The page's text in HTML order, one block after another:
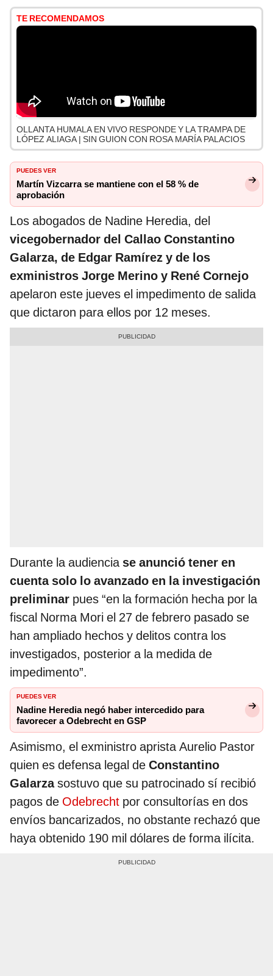
TE RECOMENDAMOS
OLLANTA HUMALA EN VIVO RESPONDE Y LA TRAMPA DE
LÓPEZ ALIAGA | SIN GUION CON ROSA MARÍA PALACIOS
PUEDES VER
Martín Vizcarra se mantiene con el 58 % de
aprobación
Los abogados de Nadine Heredia, del
vicegobernador del Callao Constantino
Galarza, de Edgar Ramírez y de los
exministros Jorge Merino y René Cornejo
apelaron este jueves el impedimento de salida
que dictaron para ellos por 12 meses.
Durante la audiencia se anunció tener en
cuenta solo lo avanzado en la investigación
preliminar pues “en la formación hecha por la
fiscal Norma Mori el 27 de febrero pasado se
han ampliado hechos y delitos contra los
investigados, posterior a la medida de
impedimento”.
PUEDES VER
Nadine Heredia negó haber intercedido para
favorecer a Odebrecht en GSP
Asimismo, el exministro aprista Aurelio Pastor
quien es defensa legal de Constantino
Galarzasostuvo que su patrocinado sí recibió
pagos de Odebrecht por consultorías en dos
envíos bancarizados, no obstante rechazó que
haya obtenido 190 mil dólares de forma ilícita.